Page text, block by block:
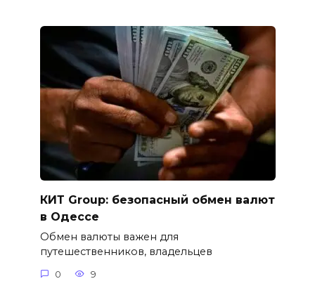
КИТ Group: безопасный обмен валют
в Одессе
Обмен валюты важен для
путешественников, владельцев
0 9